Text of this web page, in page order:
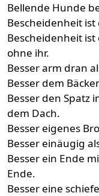
Bellende Hunde
Bescheidenheit
Bescheidenheit
ohne ihr.
Besser arm dran
Besser dem
Besser den Spatz
dem Dach.
Besser eigenes
Besser einäugig
Besser ein Ende
Ende.
Besser eine